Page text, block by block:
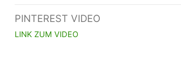
PINTEREST VIDEO
LINK ZUM VIDEO